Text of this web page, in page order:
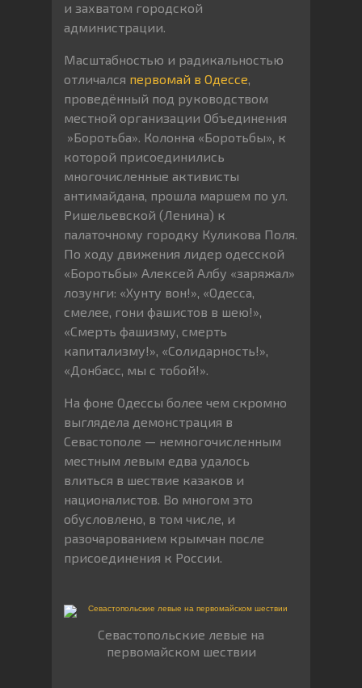
и захватом городской
администрации.
Масштабностью и радикальностью
отличался первомай в Одессе
проведённый под руководством
местной организации Объединения
»Боротьба». Колонна «Боротьбы», к
которой присоединились
многочисленные активисты
антимайдана, прошла маршем по ул.
Ришельевской (Ленина) к
палаточному городку Куликова Поля.
По ходу движения лидер одесской
«Боротьбы» Алексей Албу «заряжал»
лозунги: «Хунту вон!», «Одесса,
смелее, гони фашистов в шею!»,
«Смерть фашизму, смерть
капитализму!», «Солидарность!»,
«Донбасс, мы с тобой!».
На фоне Одессы более чем скромно
выглядела демонстрация в
Севастополе — немногочисленным
местным левым едва удалось
влиться в шествие казаков и
националистов. Во многом это
обусловлено, в том числе, и
разочарованием крымчан после
присоединения к России.
Севастопольские левые на
первомайском шествии